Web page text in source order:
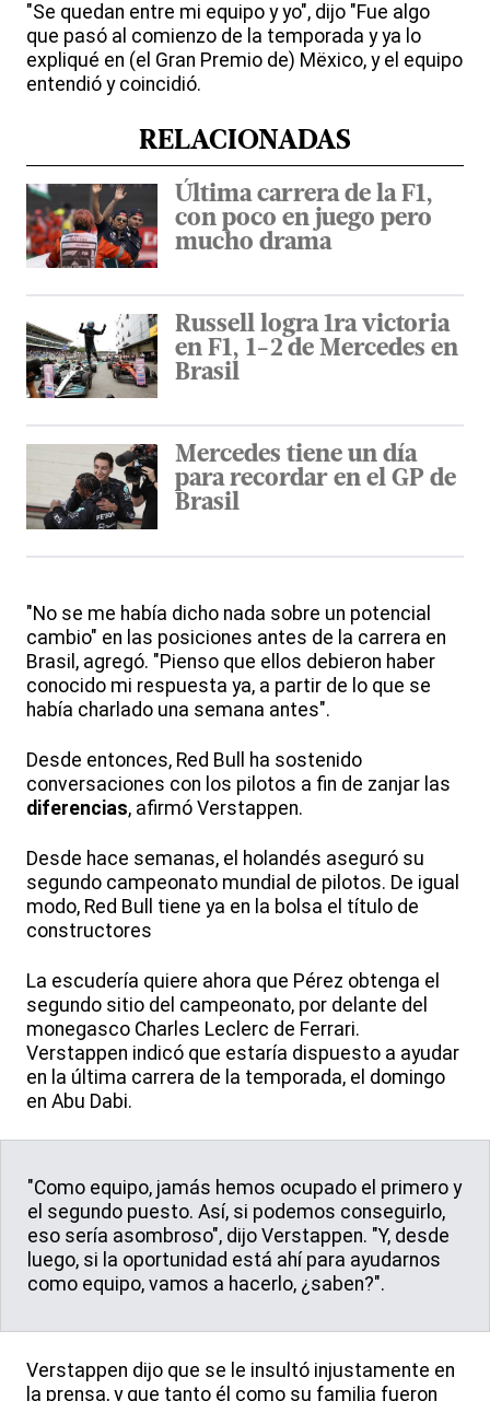
"Se quedan entre mi equipo y yo", dijo "Fue algo
que pasó al comienzo de la temporada y ya lo
expliqué en (el Gran Premio de) Mëxico, y el equipo
entendió y coincidió.
RELACIONADAS
Última carrera de la F1,
con poco en juego pero
mucho drama
Russell logra 1ra victoria
en F1, 1-2 de Mercedes en
Brasil
Mercedes tiene un día
para recordar en el GP de
Brasil
"No se me había dicho nada sobre un potencial
cambio" en las posiciones antes de la carrera en
Brasil, agregó. "Pienso que ellos debieron haber
conocido mi respuesta ya, a partir de lo que se
había charlado una semana antes".
Desde entonces, Red Bull ha sostenido
conversaciones con los pilotos a fin de zanjar las
diferencias, afirmó Verstappen.
Desde hace semanas, el holandés aseguró su
segundo campeonato mundial de pilotos. De igual
modo, Red Bull tiene ya en la bolsa el título de
constructores
La escudería quiere ahora que Pérez obtenga el
segundo sitio del campeonato, por delante del
monegasco Charles Leclerc de Ferrari.
Verstappen indicó que estaría dispuesto a ayudar
en la última carrera de la temporada, el domingo
en Abu Dabi.
"Como equipo, jamás hemos ocupado el primero y
el segundo puesto. Así, si podemos conseguirlo,
eso sería asombroso", dijo Verstappen. "Y, desde
luego, si la oportunidad está ahí para ayudarnos
como equipo, vamos a hacerlo, ¿saben?".
Verstappen dijo que se le insultó injustamente en
la prensa, y que tanto él como su familia fueron